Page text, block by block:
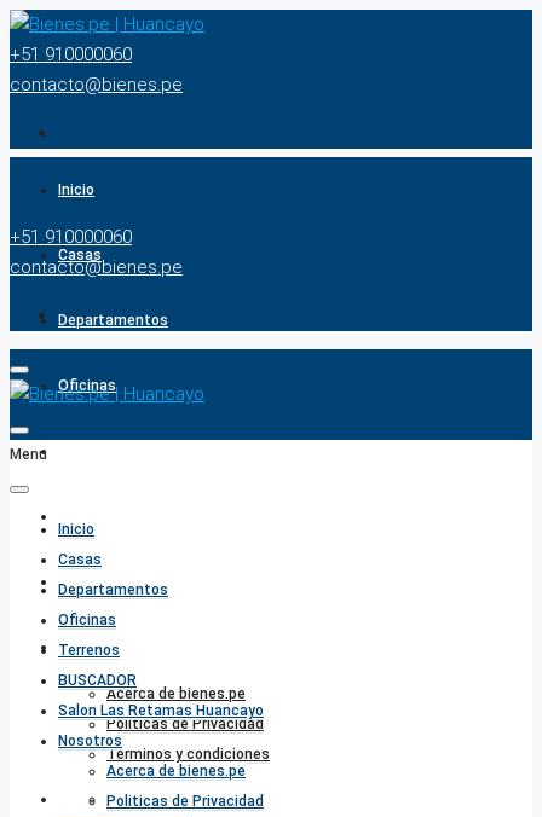
+51 910000060
contacto@bienes.pe
Inicio
Casas
Departamentos
Oficinas
Salon Las Retamas Huancayo
Nosotros
Acerca de bienes.pe
Politicas de Privacidad
Terminos y condiciones
Favorito0
+51 910000060
contacto@bienes.pe
Menu
Inicio
Casas
Departamentos
Oficinas
Terrenos
BUSCADOR
Salon Las Retamas Huancayo
Nosotros
Acerca de bienes.pe
Politicas de Privacidad